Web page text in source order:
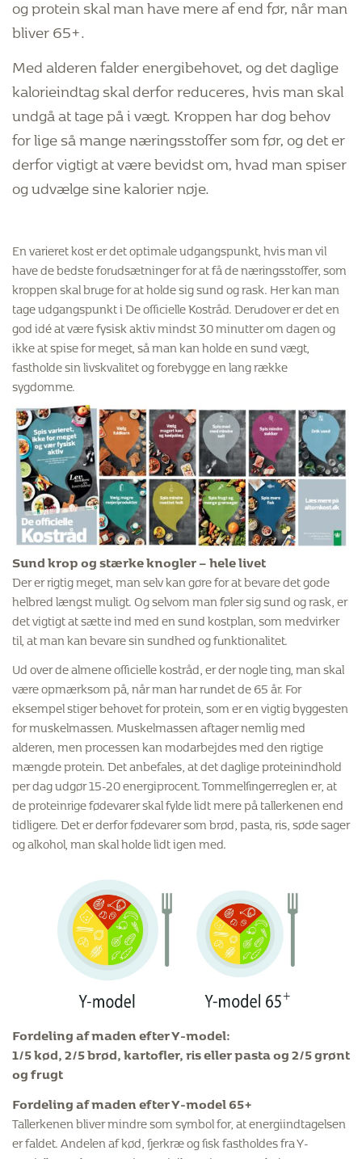
bliver 65+.
Med alderen falder energibehovet, og det daglige
kalorieindtag skal derfor reduceres, hvis man skal
undgå at tage på i vægt. Kroppen har dog behov
for lige så mange næringsstoffer som før, og det er
derfor vigtigt at være bevidst om, hvad man spiser
og udvælge sine kalorier nøje.
En varieret kost er det optimale udgangspunkt, hvis man vil
have de bedste forudsætninger for at få de næringsstoffer, som
kroppen skal bruge for at holde sig sund og rask. Her kan man
tage udgangspunkt i De officielle Kostråd. Derudover er det en
god idé at være fysisk aktiv mindst 30 minutter om dagen og
ikke at spise for meget, så man kan holde en sund vægt,
fastholde sin livskvalitet og forebygge en lang række
sygdomme.
Sund krop og stærke knogler – hele livet
Der er rigtig meget, man selv kan gøre for at bevare det gode
helbred længst muligt. Og selvom man føler sig sund og rask, er
det vigtigt at sætte ind med en sund kostplan, som medvirker
til, at man kan bevare sin sundhed og funktionalitet.
Ud over de almene officielle kostråd, er der nogle ting, man skal
være opmærksom på, når man har rundet de 65 år. For
eksempel stiger behovet for protein, som er en vigtig byggesten
for muskelmassen. Muskelmassen aftager nemlig med
alderen, men processen kan modarbejdes med den rigtige
mængde protein. Det anbefales, at det daglige proteinindhold
per dag udgør 15-20 energiprocent. Tommelfingerreglen er, at
de proteinrige fødevarer skal fylde lidt mere på tallerkenen end
tidligere. Det er derfor fødevarer som brød, pasta, ris, søde sager
og alkohol, man skal holde lidt igen med.
Fordeling af maden efter Y-model:
1/5 kød, 2/5 brød, kartofler, ris eller pasta og 2/5 grønt
og frugt
Fordeling af maden efter Y-model 65+
Tallerkenen bliver mindre som symbol for, at energiindtagelsen
er faldet. Andelen af kød, fjerkræ og fisk fastholdes fra Y-